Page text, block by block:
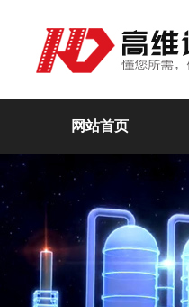
网站首页
关于我们